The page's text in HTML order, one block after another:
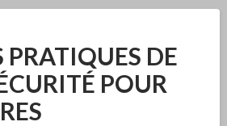
PRATIQUES DE
POUR